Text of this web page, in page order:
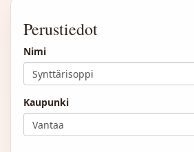
juhlatilan
tiedot
Perustiedot
Nimi
Kaupunki